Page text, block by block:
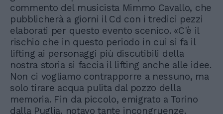
commento del musicista Mimmo Cavallo, che
pubblicherà a giorni il Cd con i tredici pezzi
elaborati per questo evento scenico. «C'è il
rischio che in questo periodo in cui si fa il
lifting ai personaggi più discutibili della
nostra storia si faccia il lifting anche alle idee.
Non ci vogliamo contrapporre a nessuno, ma
solo tirare acqua pulita dal pozzo della
memoria. Fin da piccolo, emigrato a Torino
dalla Puglia, notavo tante incongruenze.